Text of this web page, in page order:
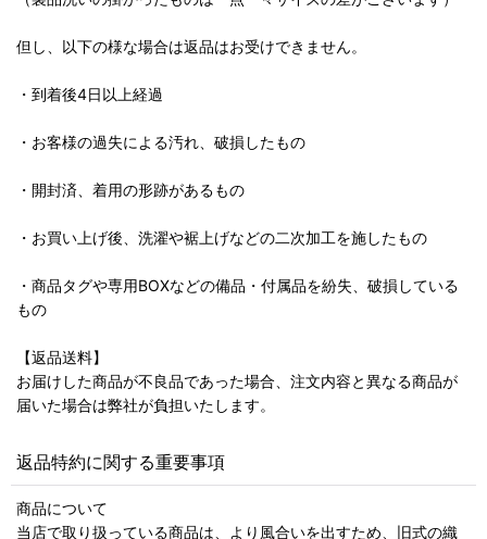
但し、以下の様な場合は返品はお受けできません。
・到着後4日以上経過
・お客様の過失による汚れ、破損したもの
・開封済、着用の形跡があるもの
・お買い上げ後、洗濯や裾上げなどの二次加工を施したもの
・商品タグや専用BOXなどの備品・付属品を紛失、破損している
もの
【返品送料】
お届けした商品が不良品であった場合、注文内容と異なる商品が
届いた場合は弊社が負担いたします。
返品特約に関する重要事項
商品について
当店で取り扱っている商品は、より風合いを出すため、旧式の織